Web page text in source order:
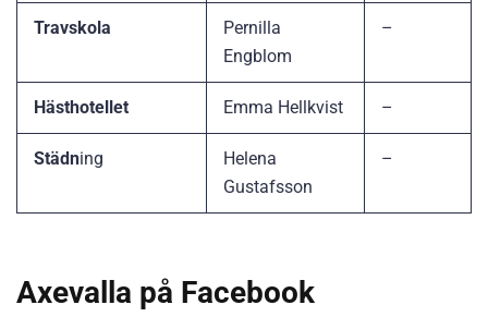
Travskola
Pernilla
Engblom
–
Hästhotellet Emma Hellkvist –
Städning
Helena
Gustafsson
–
Axevalla på Facebook